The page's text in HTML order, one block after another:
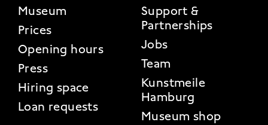
FOOTER 2
Museum
Prices
Opening hours
Press
Hiring space
Loan requests
Support &
Partnerships
Jobs
Team
Kunstmeile
Hamburg
Museum shop